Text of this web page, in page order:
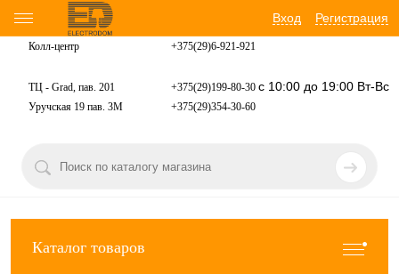
Вход Регистрация
Колл-центр +375(29)6-921-921
ТЦ - Grad, пав. 201 +375(29)199-80-30 с 10:00 до 19:00 Вт-Вс
Уручская 19 пав. 3М +375(29)354-30-60
Каталог товаров